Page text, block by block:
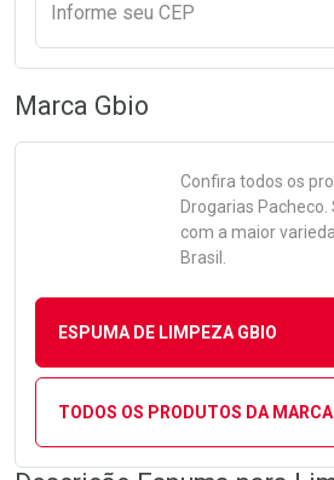
Informe seu CEP
Marca Gbio
Confira todos os
Drogarias
com a maior
Brasil.
ESPUMA DE LIMPEZA GBIO
TODOS OS PRODUTOS DA MARCA